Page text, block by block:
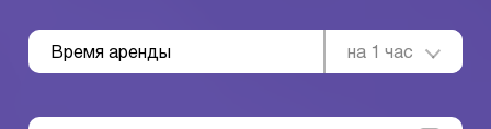
Время аренды на 1 час